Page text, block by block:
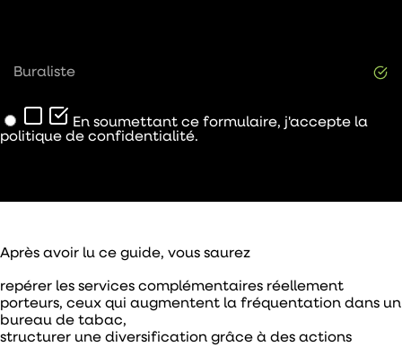
Buraliste
En soumettant ce formulaire, j'accepte la
politique de confidentialité.
Après avoir lu ce guide, vous saurez
repérer les services complémentaires réellement
porteurs, ceux qui augmentent la fréquentation dans un
bureau de tabac,
structurer une diversification grâce à des actions